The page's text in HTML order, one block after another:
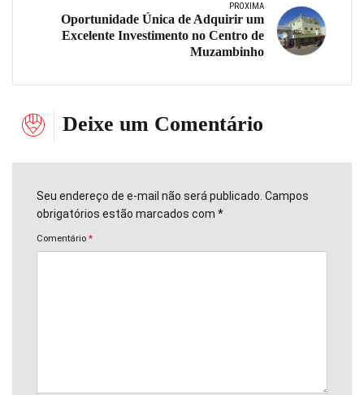
PRÓXIMA
Oportunidade Única de Adquirir um
Excelente Investimento no Centro de
Muzambinho
Deixe um Comentário
Seu endereço de e-mail não será publicado. Campos
obrigatórios estão marcados com *
Comentário *